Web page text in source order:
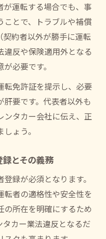
が運転する場合でも、事
ことで、トラブルや補償
契約者以外が勝手に運転
違反や保険適用外となる
必要です。
転免許証を提示し、必要
要です。代表者以外も
ンタカー会社に伝え、正
ょう。
とその義務
録が必須となります。
転者の適格性や安全性を
所在を明確にするため
カー業法違反となるだ